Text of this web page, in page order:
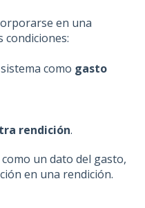
en una
condiciones:
como gasto
rendición.
un dato del gasto,
en una rendición.